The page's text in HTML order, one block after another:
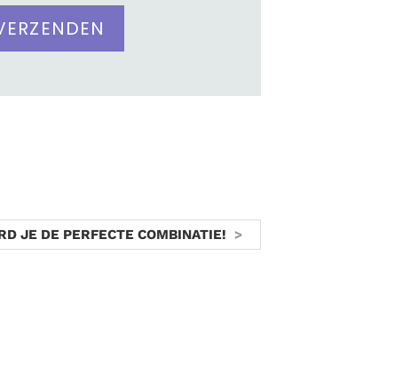
JE DE PERFECTE COMBINATIE!